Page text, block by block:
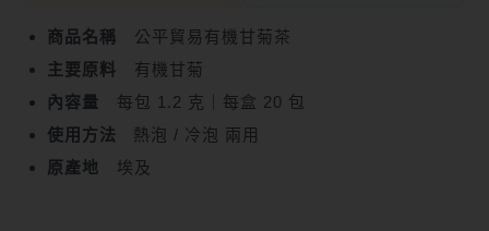
商品名稱 公平貿易有機甘菊茶
主要原料 有機甘菊
內容量 每包 1.2 克｜每盒 20 包
使用方法
熱泡 / 冷泡 兩用
原產地 埃及